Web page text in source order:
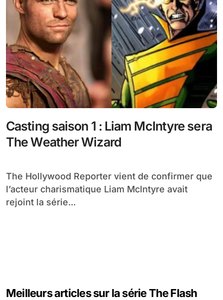
Casting saison 1 : Liam McIntyre sera
The Weather Wizard
The Hollywood Reporter vient de confirmer que
l’acteur charismatique Liam McIntyre avait
rejoint la série...
Meilleurs articles sur la série The Flash